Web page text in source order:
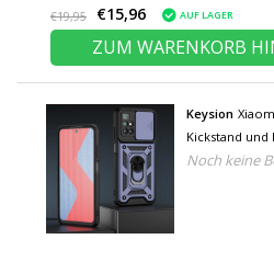
€19,95 €15,96 AUF LAGER
ZUM WARENKORB
Keysion
Kickstand und
Cover Case
Noch keine